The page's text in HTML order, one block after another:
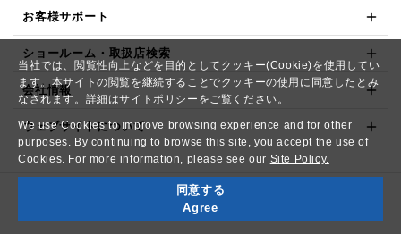
当社では、閲覧性向上などを目的としてクッキー(Cookie)を使用してい
ます。本サイトの閲覧を継続することでクッキーの使用に同意したとみ
なされます。詳細はサイトポリシー をご覧ください。
We use Cookies to improve browsing experience and for other
purposes. By continuing to browse this site, you accept the use of
Cookies. For more information, please see our Site Policy.
同意する
Agree
お客様サポート
ショールーム・取扱店検索
会社情報
ウェブサイトについて
Copyright© NICHIBEI CO.,LTD. All Rights Reserved.